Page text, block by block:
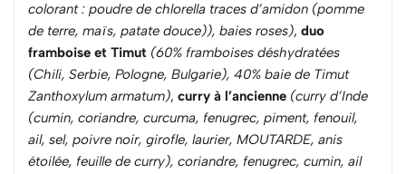
colorant : poudre de chlorella traces d’amidon (pomme
de terre, maïs, patate douce)), baies roses), duo
framboise et Timut (60% framboises déshydratées
(Chili, Serbie, Pologne, Bulgarie), 40% baie de Timut
Zanthoxylum armatum), curry à l’ancienne (curry d’Inde
(cumin, coriandre, curcuma, fenugrec, piment, fenouil,
ail, sel, poivre noir, girofle, laurier, MOUTARDE, anis
étoilée, feuille de curry), coriandre, fenugrec, cumin, ail